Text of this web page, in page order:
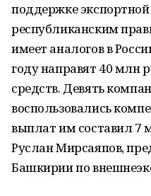
поддержке
республиканским
имеет аналогов в
году направят 40 млн
средств. Девять
воспользовались
выплат им составил 7
Руслан Мирсаяпов,
Башкирии по